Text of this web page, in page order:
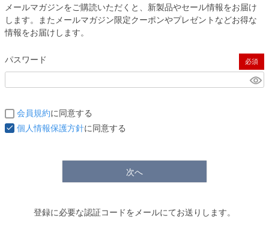
メールマガジンをご購読いただくと、新製品やセール情報をお届け
します。またメールマガジン限定クーポンやプレゼントなどお得な
情報をお届けします。
パスワード
(必須)
会員規約に同意する
個人情報保護方針に同意する
次へ
登録に必要な認証コードをメールにてお送りします。